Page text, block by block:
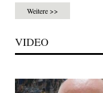
Weitere >>
VIDEO